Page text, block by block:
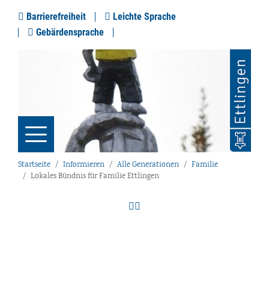
Barrierefreiheit
Leichte Sprache
Gebärdensprache
Startseite Informieren Alle Generationen
Familie
Lokales Bündnis für Familie Ettlingen